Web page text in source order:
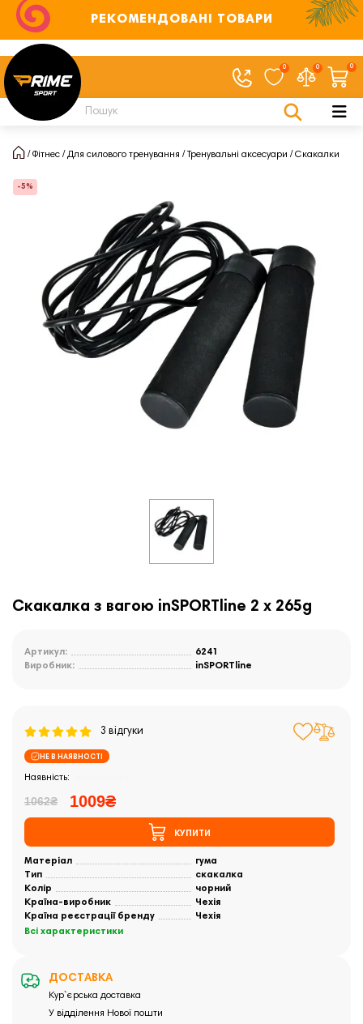
РЕКОМЕНДОВАНІ ТОВАРИ
0 0 0
Фітнес Для силового тренування Тренувальні аксесуари Скакалки
-5%
Скакалка з вагою inSPORTline 2 x 265g
Артикул:
6241
Виробник:
inSPORTline
3 відгуки
НЕ В НАЯВНОСТІ
1062₴ 1009₴
КУПИТИ
Матеріал
гума
Тип
скакалка
Колір
чорний
Країна-виробник
Чехія
Країна реєстрації бренду
Чехія
Всі характеристики
ДОСТАВКА
Кур`єрська доставка
У відділення Нової пошти